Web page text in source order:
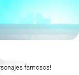
famosos!